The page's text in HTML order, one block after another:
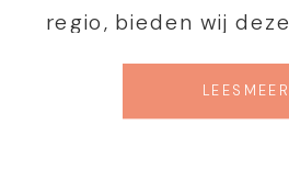
regio, bieden wij
mogelijkheid aan.
onze praktijk gebruik
LEES MEER